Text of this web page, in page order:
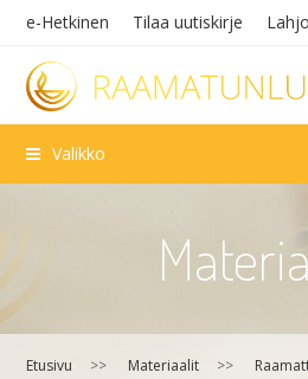
e-Hetkinen Tilaa uutiskirje
Valikko
Etusivu >> Materiaalit >>